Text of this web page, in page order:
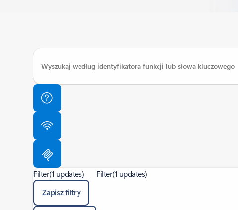
Filter(1 updates)
Zapisz filtry
Filter(1 updates)